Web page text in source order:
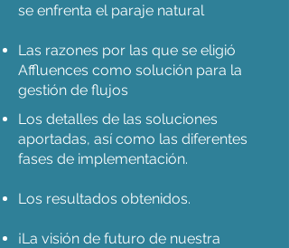
se enfrenta el paraje natural
Las razones por las que se eligió
Affluences como solución para la
gestión de flujos
Los detalles de las soluciones
aportadas, así como las diferentes
fases de implementación.
Los resultados obtenidos.
¡La visión de futuro de nuestra